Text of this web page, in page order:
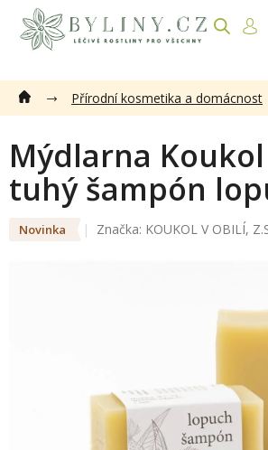
obsah
Přírodní kosmetika a domácnost
Mýdlarna
tuhý šampón
Novinka Značka: KOUKOL V OBILÍ,